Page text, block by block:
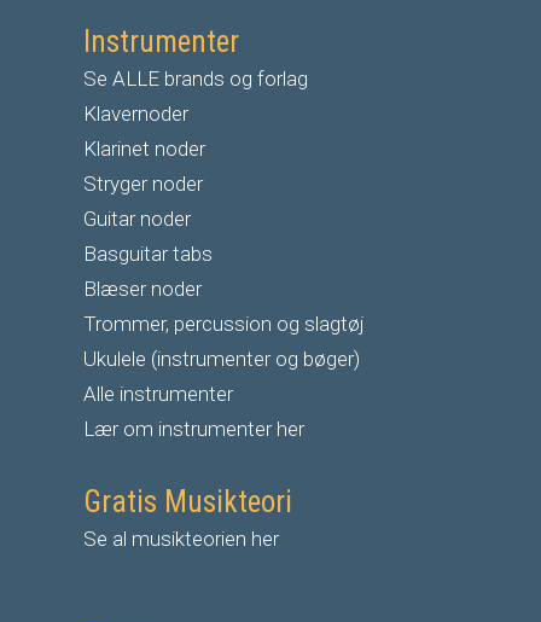
Instrumenter
Se ALLE brands og forlag
Klavernoder
Klarinet noder
Stryger noder
Guitar noder
Basguitar tabs
Blæser noder
Trommer, percussion og slagtøj
Ukulele (instrumenter og bøger)
Alle instrumenter
Lær om instrumenter her
Gratis Musikteori
Se al musikteorien her